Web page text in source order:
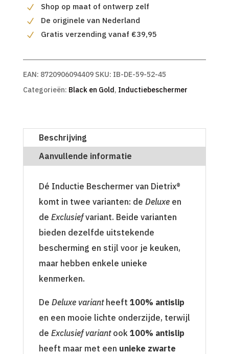
Shop op maat of ontwerp zelf
De originele van Nederland
Gratis verzending vanaf €39,95
EAN: 8720906094409 SKU: IB-DE-59-52-45
Categorieën: Black en Gold , Inductiebeschermer
Beschrijving
Aanvullende informatie
Dé Inductie Beschermer van Dietrix®
komt in twee varianten: de Deluxeen
de Exclusiefvariant. Beide varianten
bieden dezelfde uitstekende
bescherming en stijl voor je keuken,
maar hebben enkele unieke
kenmerken.
De Deluxe variantheeft 100% antislip
en een mooie lichte onderzijde, terwijl
de Exclusief variantook 100% antislip
heeft maar met een unieke zwarte